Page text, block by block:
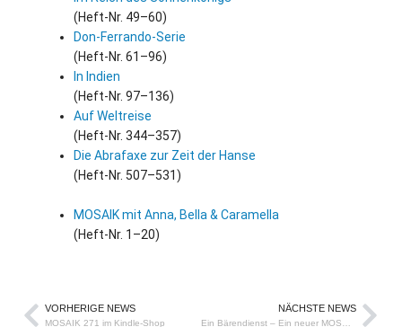
(Heft-Nr. 49–60)
Don-Ferrando-Serie
(Heft-Nr. 61–96)
In Indien
(Heft-Nr. 97–136)
Auf Weltreise
(Heft-Nr. 344–357)
Die Abrafaxe zur Zeit der Hanse
(Heft-Nr. 507–531)
MOSAIK mit Anna, Bella & Caramella
(Heft-Nr. 1–20)
VORHERIGE NEWS
MOSAIK 271 im Kindle-Shop
NÄCHSTE NEWS